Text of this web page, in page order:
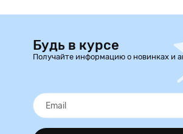
Будь в курсе
Получайте информацию о новинках и